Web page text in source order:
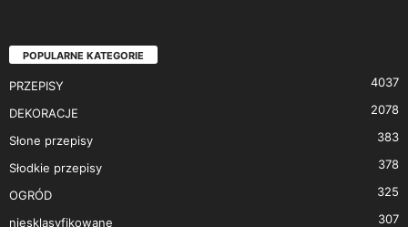
POPULARNE KATEGORIE
PRZEPISY 4037
DEKORACJE 2078
Słone przepisy 383
Słodkie przepisy 378
OGRÓD 325
niesklasyfikowane 307